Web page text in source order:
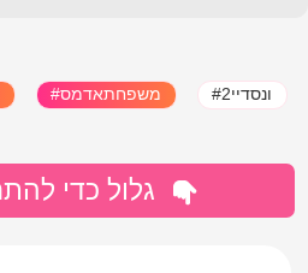
#משפחתאדמס #ונסדיי2